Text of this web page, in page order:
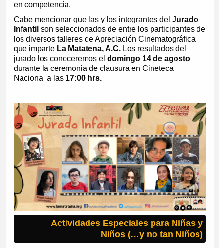
en competencia.
Cabe mencionar que las y los integrantes del Jurado
Infantil son seleccionados de entre los participantes de
los diversos talleres de Apreciación Cinematográfica
que imparte La Matatena, A.C.Los resultados del
jurado los conoceremos el domingo 14 de agosto
durante la ceremonia de clausura en Cineteca
Nacional a las 17:00 hrs.
Actividades Especiales para Niñas y
Niños (…y no tan Niños)